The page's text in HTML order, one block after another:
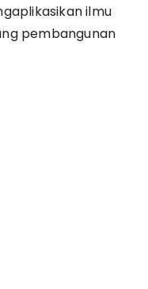
ilmu
pembangunan